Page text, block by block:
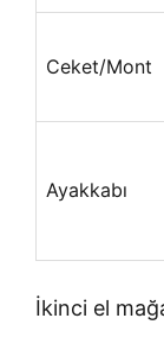
Ceket/Mont
Ayakkabı
İkinci el